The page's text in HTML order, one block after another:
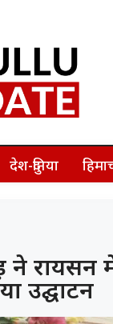
देश-दुनिया
ने
उद्घाटन